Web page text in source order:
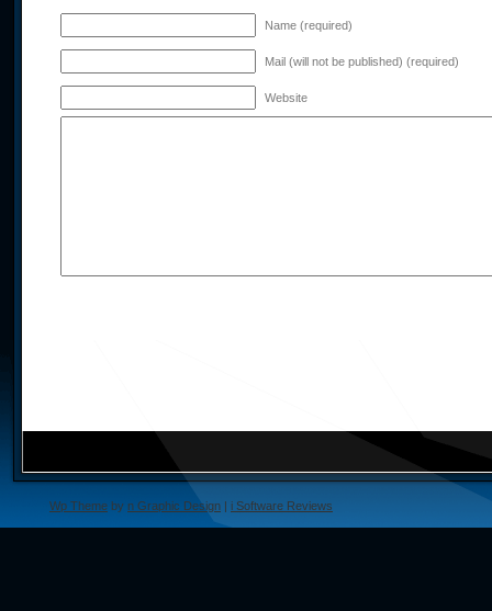
Name (required)
Mail (will not be published) (required)
Website
Wp Theme by n Graphic Design | i Software Reviews